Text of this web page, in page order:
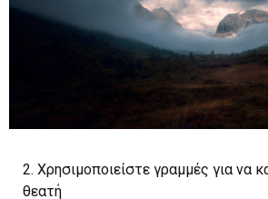
2. Χρησιμοποιείστε γραμμές για να
θεατή